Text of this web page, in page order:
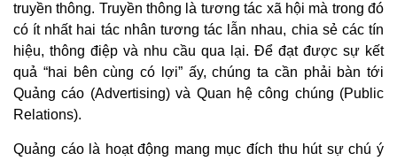
truyền thông. Truyền thông là tương tác xã hội mà trong đó
có ít nhất hai tác nhân tương tác lẫn nhau, chia sẻ các tín
hiệu, thông điệp và nhu cầu qua lại. Để đạt được sự kết
quả “hai bên cùng có lợi” ấy, chúng ta cần phải bàn tới
Quảng cáo (Advertising) và Quan hệ công chúng (Public
Relations).
Quảng cáo là hoạt động mang mục đích thu hút sự chú ý